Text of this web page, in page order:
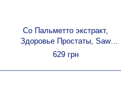
Со Пальметто экстракт,
Здоровье Простаты, Saw
Palmetto, Mason Natural, 60
629 грн